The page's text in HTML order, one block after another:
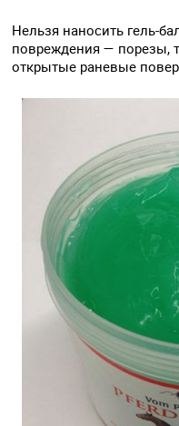
Нельзя наносить гель-
повреждения — порезы,
открытые раневые